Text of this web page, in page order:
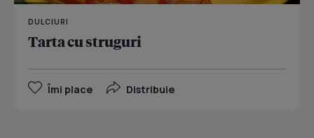
DULCIURI
Tarta cu struguri
Îmi place Distribuie